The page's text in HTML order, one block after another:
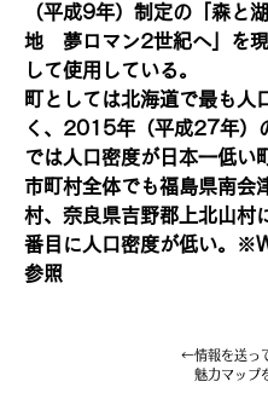
（平成9年）制定の「森と
地　夢ロマン2世紀へ」を
して使用している。
町としては北海道で最も人
く、2015年（平成27年）
では人口密度が日本一低い
市町村全体でも福島県南会
村、奈良県吉野郡上北山村
番目に人口密度が低い。
参照
←情報を送っ
魅力マップ